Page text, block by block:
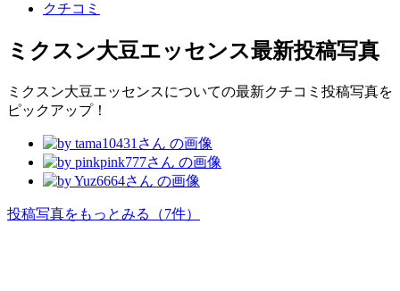
クチコミ
ミクスン大豆エッセンス最新投稿写真
ミクスン大豆エッセンスについての最新クチコミ投稿写真を
ピックアップ！
投稿写真をもっとみる （7件）